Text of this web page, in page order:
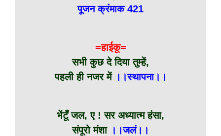
पूजन क्रंमाक 421
=हाईकू=
सभी कुछ दे दिया तुम्हें,
पहली ही नजर में ।।स्थापना।।
भेंटूँ जल, ए ! सर अध्यात्म हंसा,
संपूरो मंशा।।जलं।।